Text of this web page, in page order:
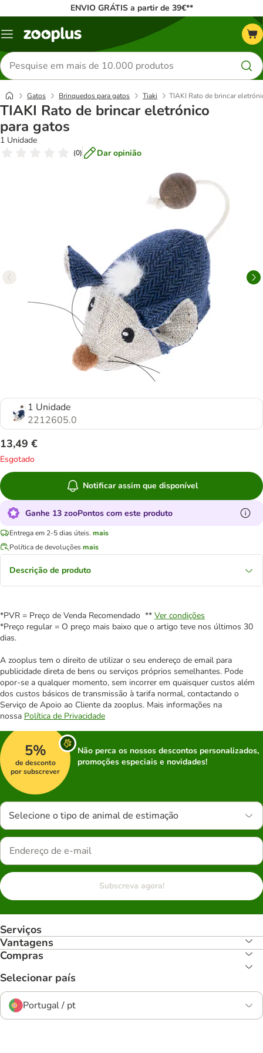
ENVIO GRÁTIS a partir de 39€**
Menu
Pesquisar
produtos
Gatos Brinquedos para gatos Tiaki TIAKI Rato de brincar
TIAKI Rato de brincar eletrónico
para gatos
1 Unidade
(0) Dar opinião
1 Unidade
2212605.0
13,49 €
Esgotado
Notificar assim que disponível
Ganhe 13 zooPontos com este produto
Entrega em 2-5 dias úteis. mais
Política de devoluçõesmais
Descrição de produto
*PVR = Preço de Venda Recomendado ** Ver condições
*Preço regular = O preço mais baixo que o artigo teve nos últimos 30
dias.
A zooplus tem o direito de utilizar o seu endereço de email para
publicidade direta de bens ou serviços próprios semelhantes. Pode
opor-se a qualquer momento, sem incorrer em quaisquer custos além
dos custos básicos de transmissão à tarifa normal, contactando o
Serviço de Apoio ao Cliente da zooplus. Mais informações na
nossa Política de Privacidade
5%
de desconto
por subscrever
Não perca os nossos descontos personalizados,
promoções especiais e novidades!
Selecione o tipo de animal de estimação
Subscreva agora!
Serviços
Vantagens
Compras
Selecionar país
Portugal / pt